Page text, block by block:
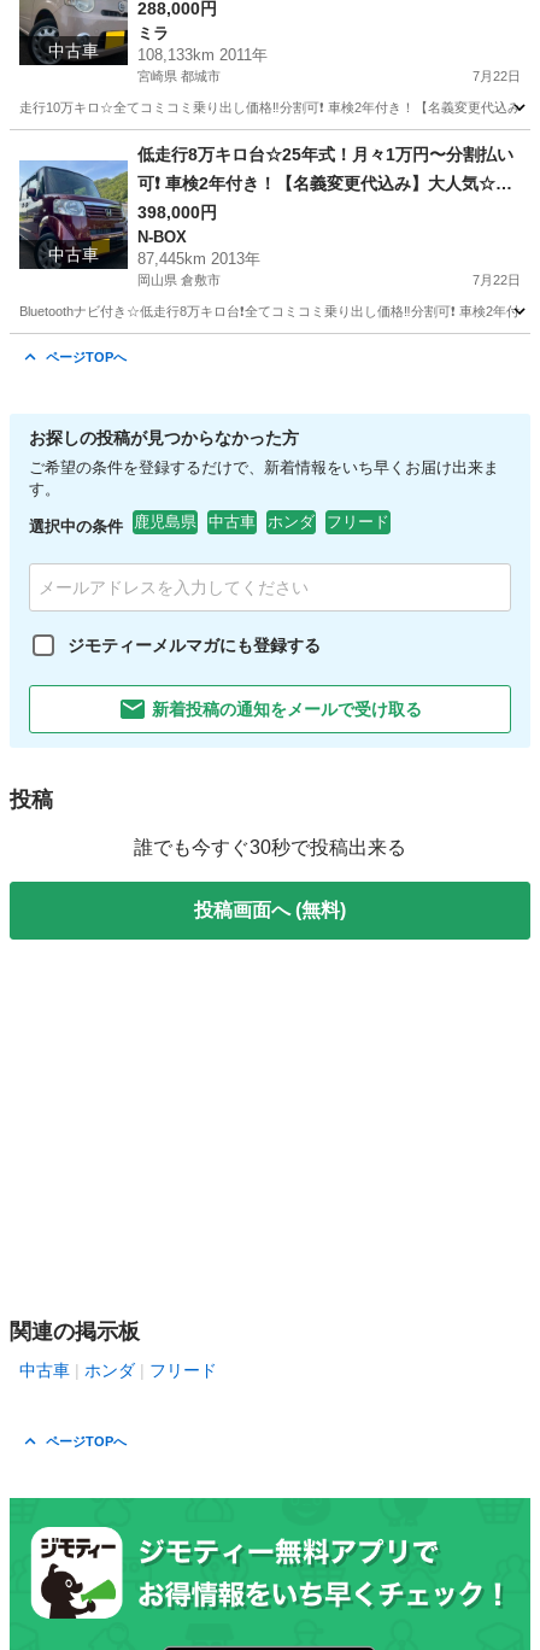
中古車
年付き！【名義変更代込み】Bluetooth対応ナビ
付き☆走行中DVD見れます☆圧迫感無くおしゃれ
な内装☆ドライブレコーダー付き☆そのまま乗っ
288,000円
ミラ
108,133km 2011年
宮崎県 都城市 7月22日
走行10万キロ☆全てコミコミ乗り出し価格‼️分割可❗️ 車検2年付き！【名義変更代込
ミラ 走行距離
中古車
低走行8万キロ台☆25年式！月々1万円〜分割払い
可❗️ 車検2年付き！【名義変更代込み】大人気☆ホ
ンダ N-BOX☆Bluetoothナビ付き☆走行中DVD見
れます☆走行中DVD見れます☆スライドドア♪しか
も両側☆ドラレコ付き☆スマートキー☆フルオー
398,000円
N-BOX
87,445km 2013年
岡山県 倉敷市 7月22日
Bluetoothナビ付き☆低走行8万キロ台❗️全てコミコミ乗り出し価格‼️分割可❗️ 車検2年
ページTOPへ
お探しの投稿が見つからなかった方
ご希望の条件を登録するだけで、新着情報をいち早くお届け出来ま
す。
選択中の条件 鹿児島県 中古車 ホンダ フリード
ジモティーメルマガにも登録する
新着投稿の通知をメールで受け取る
投稿
誰でも今すぐ30秒で投稿出来る
投稿画面へ (無料)
関連の掲示板
中古車 ホンダ フリード
ページTOPへ